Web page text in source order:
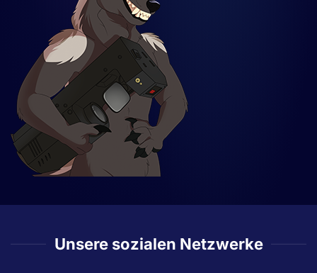
Unsere sozialen Netzwerke